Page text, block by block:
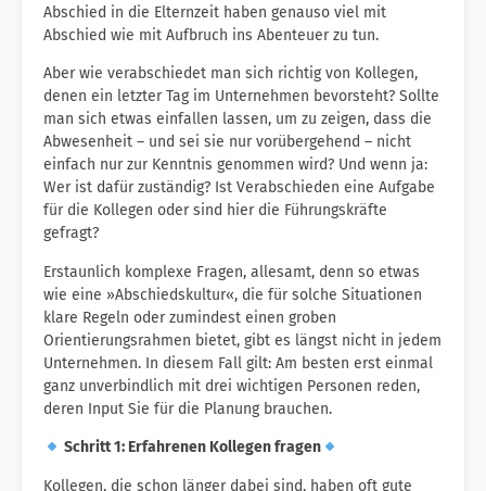
Abschied in die Elternzeit haben genauso viel mit
Abschied wie mit Aufbruch ins Abenteuer zu tun.
Aber wie verabschiedet man sich richtig von Kollegen,
denen ein letzter Tag im Unternehmen bevorsteht? Sollte
man sich etwas einfallen lassen, um zu zeigen, dass die
Abwesenheit – und sei sie nur vorübergehend – nicht
einfach nur zur Kenntnis genommen wird? Und wenn ja:
Wer ist dafür zuständig? Ist Verabschieden eine Aufgabe
für die Kollegen oder sind hier die Führungskräfte
gefragt?
Erstaunlich komplexe Fragen, allesamt, denn so etwas
wie eine »Abschiedskultur«, die für solche Situationen
klare Regeln oder zumindest einen groben
Orientierungsrahmen bietet, gibt es längst nicht in jedem
Unternehmen. In diesem Fall gilt: Am besten erst einmal
ganz unverbindlich mit drei wichtigen Personen reden,
deren Input Sie für die Planung brauchen.
Schritt 1: Erfahrenen Kollegen fragen
Kollegen, die schon länger dabei sind, haben oft gute